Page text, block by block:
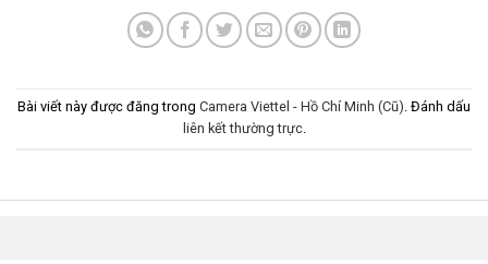
Bài viết này được đăng trong Camera Viettel - Hồ Chí Minh (Cũ). Đánh dấu
liên kết thường trực.